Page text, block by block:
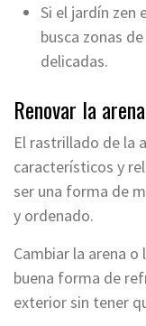
Si el jardín zen
busca zonas
delicadas.
Renovar la
El rastrillado de la
característicos y
ser una forma de
y ordenado.
Cambiar la arena o
buena forma de
exterior sin tener